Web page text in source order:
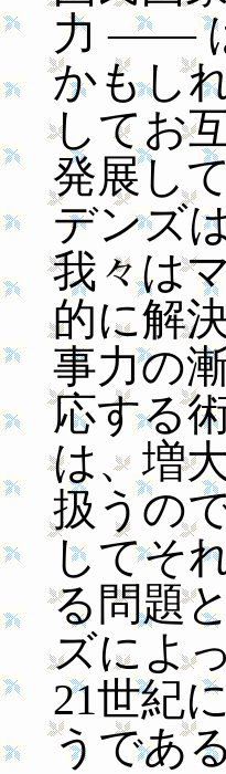
力 ――
かもし
してお
発展し
デンズ
我々は
的に解
事力の
応する
は、増
扱うの
してそ
る問題
ズによ
21世紀
うであ